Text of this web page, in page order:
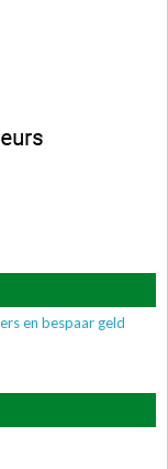
en bespaar geld